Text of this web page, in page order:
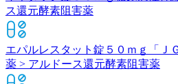
ス還元酵素阻害薬
エパルレスタット錠５０ｍｇ「ＪＧ
薬 > アルドース還元酵素阻害薬